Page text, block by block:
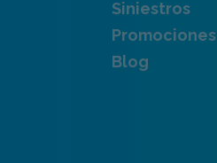
Siniestros
Promociones
Blog